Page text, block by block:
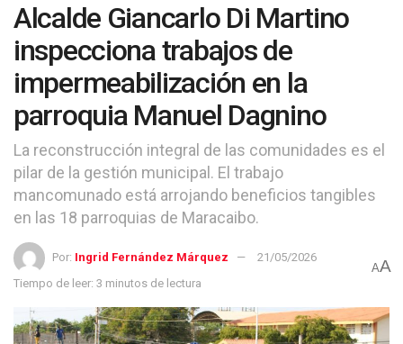
Alcalde Giancarlo Di Martino
inspecciona trabajos de
impermeabilización en la
parroquia Manuel Dagnino
La reconstrucción integral de las comunidades es el
pilar de la gestión municipal. El trabajo
mancomunado está arrojando beneficios tangibles
en las 18 parroquias de Maracaibo.
Por: Ingrid Fernández Márquez
21/05/2026
Tiempo de leer: 3 minutos de lectura
AA